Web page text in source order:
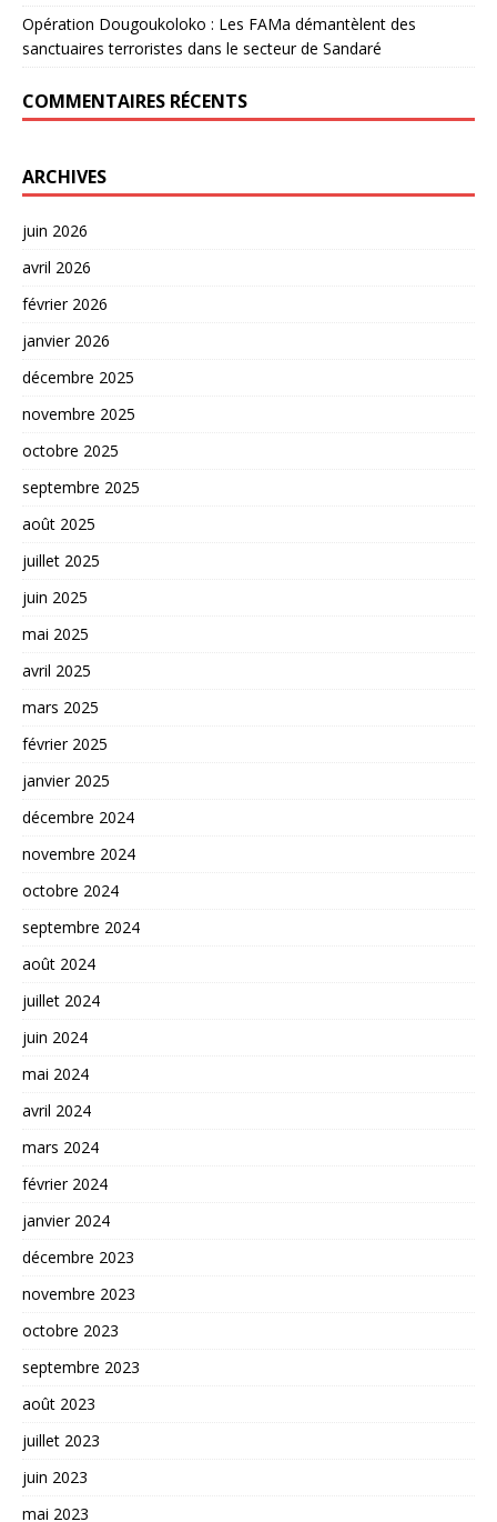
Opération Dougoukoloko : Les FAMa démantèlent des
sanctuaires terroristes dans le secteur de Sandaré
COMMENTAIRES RÉCENTS
ARCHIVES
juin 2026
avril 2026
février 2026
janvier 2026
décembre 2025
novembre 2025
octobre 2025
septembre 2025
août 2025
juillet 2025
juin 2025
mai 2025
avril 2025
mars 2025
février 2025
janvier 2025
décembre 2024
novembre 2024
octobre 2024
septembre 2024
août 2024
juillet 2024
juin 2024
mai 2024
avril 2024
mars 2024
février 2024
janvier 2024
décembre 2023
novembre 2023
octobre 2023
septembre 2023
août 2023
juillet 2023
juin 2023
mai 2023